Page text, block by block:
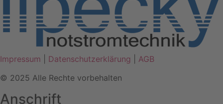
Impressum Datenschutzerklärung
AGB
© 2025 Alle Rechte vorbehalten
Anschrift